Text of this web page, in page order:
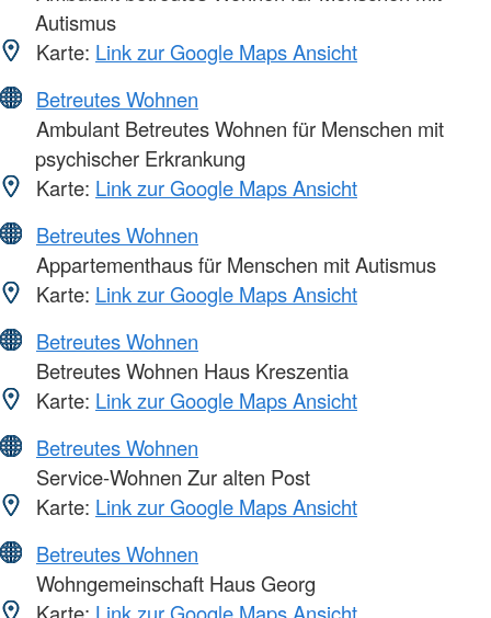
Autismus
Karte: Link zur Google Maps Ansicht
Betreutes Wohnen
Ambulant Betreutes Wohnen für Menschen mit
psychischer Erkrankung
Karte: Link zur Google Maps Ansicht
Betreutes Wohnen
Appartementhaus für Menschen mit Autismus
Karte: Link zur Google Maps Ansicht
Betreutes Wohnen
Betreutes Wohnen Haus Kreszentia
Karte: Link zur Google Maps Ansicht
Betreutes Wohnen
Service-Wohnen Zur alten Post
Karte: Link zur Google Maps Ansicht
Betreutes Wohnen
Wohngemeinschaft Haus Georg